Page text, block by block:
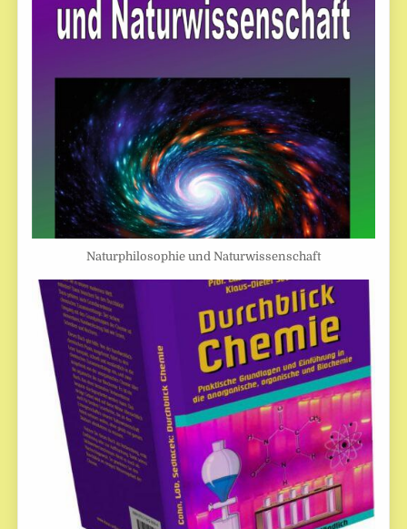
Naturphilosophie und Naturwissenschaft